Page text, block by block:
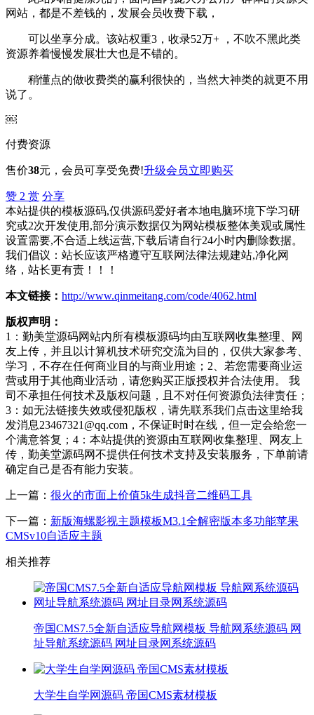
网站，都是不差钱的，发展会员收费下载，
可以坐享分成。该站权重3，收录52万+ ，不吹不黑此类
资源养着慢慢发展壮大也是不错的。
稍懂点的做收费类的赢利很快的，当然大神类的就更不用
说了。
￼
付费资源
售价38元 ，会员可享受免费!升级会员立即购买
赞 2 赏 分享
本站提供的模板源码,仅供源码爱好者本地电脑环境下学习研
究或2次开发使用,部分演示数据仅为网站模板整体美观或属性
设置需要,不合适上线运营,下载后请自行24小时内删除数据。
我们倡议：站长应该严格遵守互联网法律法规建站,净化网
络，站长更有责！！！
本文链接： http://www.qinmeitang.com/code/4062.html
版权声明：
1：勤美堂源码网站内所有模板源码均由互联网收集整理、网
友上传，并且以计算机技术研究交流为目的，仅供大家参考、
学习，不存在任何商业目的与商业用途；2、若您需要商业运
营或用于其他商业活动，请您购买正版授权并合法使用。 我
司不承担任何技术及版权问题，且不对任何资源负法律责任；
3：如无法链接失效或侵犯版权，请先联系我们点击这里给我
发消息23467321@qq.com，不保证时时在线，但一定会给您一
个满意答复；4：本站提供的资源由互联网收集整理、网友上
传，勤美堂源码网不提供任何技术支持及安装服务，下单前请
确定自己是否有能力安装。
上一篇： 很火的市面上价值5k生成抖音二维码工具
下一篇： 新版海螺影视主题模板M3.1全解密版本多功能苹果
CMSv10自适应主题
相关推荐
帝国CMS7.5全新自适应导航网模板 导航网系统源码 网
址导航系统源码 网址目录网系统源码
大学生自学网源码 帝国CMS素材模板